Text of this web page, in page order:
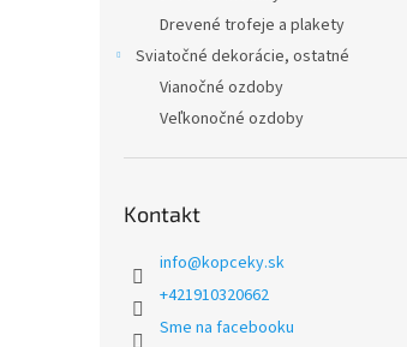
Drevené trofeje a plakety
Sviatočné dekorácie, ostatné
Vianočné ozdoby
Veľkonočné ozdoby
Kontakt
info@kopceky.sk
+421910320662
Sme na facebooku